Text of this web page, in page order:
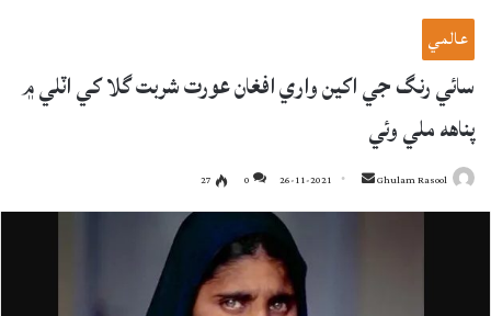
عالمي
سائي رنگ جي اکين واري افغان عورت شربت گلا کي اٽلي ۾
پناهه ملي وئي
Ghulam Rasool
Send
an
26-11-2021
0
27